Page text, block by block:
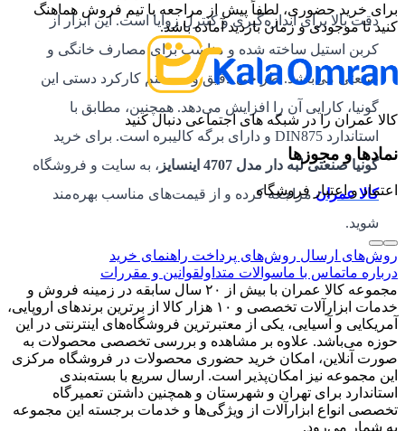
دقت بالا برای اندازه‌گیری و کنترل زوایا است. این ابزار از
کربن استیل ساخته شده و مناسب برای مصارف خانگی و
صنعتی می‌باشد. طراحی دقیق و سیستم کارکرد دستی این
گونیا، کارایی آن را افزایش می‌دهد. همچنین، مطابق با
استاندارد DIN875 و دارای برگه کالیبره است. برای خرید
گونیا صنعتی لبه دار مدل 4707 اینسایز
، به سایت و فروشگاه
کالا عمرانمراجعه کرده و از قیمت‌های مناسب بهره‌مند
شوید.
برای خرید حضوری، لطفاً پیش از مراجعه با تیم فروش هماهنگ
کنید تا موجودی و زمان بازدید آماده باشد.
کالا عمران را در شبکه های اجتماعی دنبال کنید
نمادها و مجوزها
اعتماد و اعتبار فروشگاه
روش‌های ارسال روش‌های پرداخت راهنمای خرید
درباره ماتماس با ماسوالات متداولقوانین و مقررات
مجموعه کالا عمران با بیش از ۲۰ سال سابقه در زمینه فروش و
خدمات ابزارآلات تخصصی و ۱۰ هزار کالا از برترین برندهای اروپایی،
آمریکایی و آسیایی، یکی از معتبرترین فروشگاه‌های اینترنتی در این
حوزه می‌باشد. علاوه بر مشاهده و بررسی تخصصی محصولات به
صورت آنلاین، امکان خرید حضوری محصولات در فروشگاه مرکزی
این مجموعه نیز امکان‌پذیر است. ارسال سریع با بسته‌بندی
استاندارد برای تهران و شهرستان و همچنین داشتن تعمیرگاه
تخصصی انواع ابزارآلات از ویژگی‌ها و خدمات برجسته این مجموعه
به شمار می‌رود.